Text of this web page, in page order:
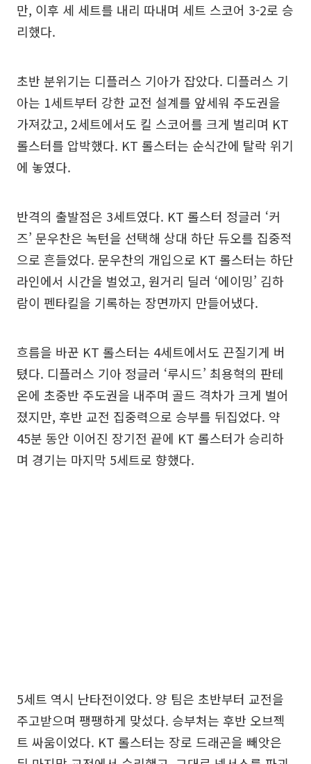
만, 이후 세 세트를 내리 따내며 세트 스코어 3-2로 승
리했다.
초반 분위기는 디플러스 기아가 잡았다. 디플러스 기
아는 1세트부터 강한 교전 설계를 앞세워 주도권을
가져갔고, 2세트에서도 킬 스코어를 크게 벌리며 KT
롤스터를 압박했다. KT 롤스터는 순식간에 탈락 위기
에 놓였다.
반격의 출발점은 3세트였다. KT 롤스터 정글러 ‘커
즈’ 문우찬은 녹턴을 선택해 상대 하단 듀오를 집중적
으로 흔들었다. 문우찬의 개입으로 KT 롤스터는 하단
라인에서 시간을 벌었고, 원거리 딜러 ‘에이밍’ 김하
람이 펜타킬을 기록하는 장면까지 만들어냈다.
흐름을 바꾼 KT 롤스터는 4세트에서도 끈질기게 버
텼다. 디플러스 기아 정글러 ‘루시드’ 최용혁의 판테
온에 초중반 주도권을 내주며 골드 격차가 크게 벌어
졌지만, 후반 교전 집중력으로 승부를 뒤집었다. 약
45분 동안 이어진 장기전 끝에 KT 롤스터가 승리하
며 경기는 마지막 5세트로 향했다.
5세트 역시 난타전이었다. 양 팀은 초반부터 교전을
주고받으며 팽팽하게 맞섰다. 승부처는 후반 오브젝
트 싸움이었다. KT 롤스터는 장로 드래곤을 빼앗은